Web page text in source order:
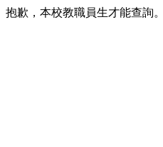
抱歉，本校教職員生才能查詢。